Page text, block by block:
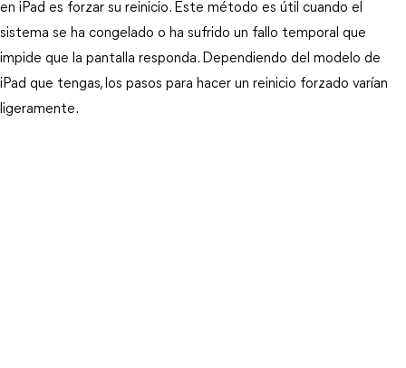
en iPad es forzar su reinicio. Este método es útil cuando el
sistema se ha congelado o ha sufrido un fallo temporal que
impide que la pantalla responda. Dependiendo del modelo de
iPad que tengas, los pasos para hacer un reinicio forzado varían
ligeramente.